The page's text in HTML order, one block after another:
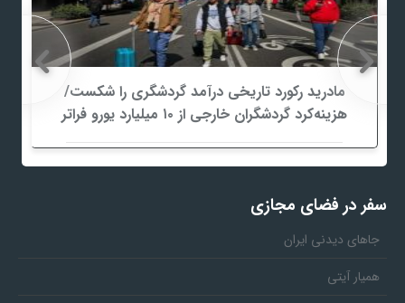
مادرید رکورد تاریخی درآمد گردشگری را شکست/
هزینه‌کرد گردشگران خارجی از ۱۰ میلیارد یورو فراتر
رفت
سفر در فضای مجازی
جاهای دیدنی ایران
همیار آیتی